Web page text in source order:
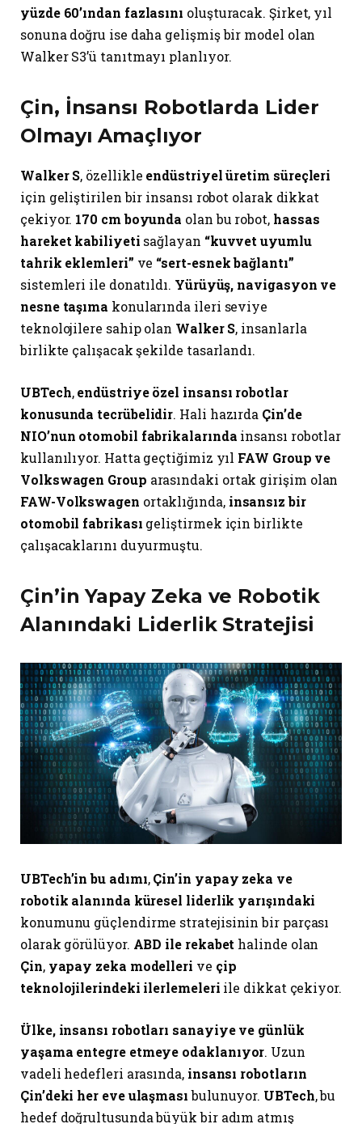
yüzde 60’ından fazlasını oluşturacak. Şirket, yıl
sonuna doğru ise daha gelişmiş bir model olan
Walker S3’ü tanıtmayı planlıyor.
Çin, İnsansı Robotlarda Lider
Olmayı Amaçlıyor
Walker S, özellikle endüstriyel üretim süreçleri
için geliştirilen bir insansı robot olarak dikkat
çekiyor. 170 cm boyunda olan bu robot, hassas
hareket kabiliyeti sağlayan “kuvvet uyumlu
tahrik eklemleri” ve “sert-esnek bağlantı”
sistemleri ile donatıldı. Yürüyüş, navigasyon ve
nesne taşıma konularında ileri seviye
teknolojilere sahip olan Walker S, insanlarla
birlikte çalışacak şekilde tasarlandı.
UBTech,endüstriye özel insansı robotlar
konusunda tecrübelidir. Hali hazırda Çin’de
NIO’nun otomobil fabrikalarında insansı robotlar
kullanılıyor. Hatta geçtiğimiz yıl FAW Group ve
Volkswagen Group arasındaki ortak girişim olan
FAW-Volkswagen ortaklığında, insansız bir
otomobil fabrikası geliştirmek için birlikte
çalışacaklarını duyurmuştu.
Çin’in Yapay Zeka ve Robotik
Alanındaki Liderlik Stratejisi
UBTech’in bu adımı,Çin’in yapay zeka ve
robotik alanında küresel liderlik yarışındaki
konumunu güçlendirme stratejisinin bir parçası
olarak görülüyor. ABD ile rekabet halinde olan
Çin, yapay zeka modelleri ve çip
teknolojilerindeki ilerlemeleri ile dikkat çekiyor.
Ülke, insansı robotları sanayiye ve günlük
yaşama entegre etmeye odaklanıyor. Uzun
vadeli hedefleri arasında, insansı robotların
Çin’deki her eve ulaşmasıbulunuyor. UBTech, bu
hedef doğrultusunda büyük bir adım atmış